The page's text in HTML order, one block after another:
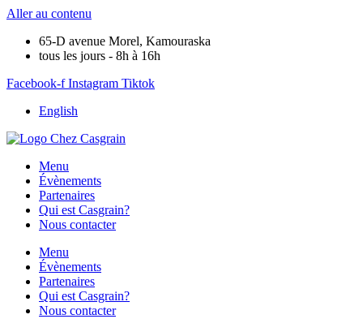
Aller au contenu
65-D avenue Morel, Kamouraska
tous les jours - 8h à 16h
Facebook-f Instagram Tiktok
English
Menu
Évènements
Partenaires
Qui est Casgrain?
Nous contacter
Menu
Évènements
Partenaires
Qui est Casgrain?
Nous contacter